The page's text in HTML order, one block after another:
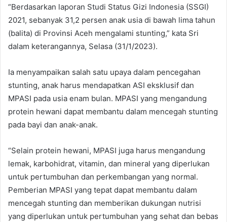
“Berdasarkan laporan Studi Status Gizi Indonesia (SSGI)
2021, sebanyak 31,2 persen anak usia di bawah lima tahun
(balita) di Provinsi Aceh mengalami stunting,” kata Sri
dalam keterangannya, Selasa (31/1/2023).
Ia menyampaikan salah satu upaya dalam pencegahan
stunting, anak harus mendapatkan ASI eksklusif dan
MPASI pada usia enam bulan. MPASI yang mengandung
protein hewani dapat membantu dalam mencegah stunting
pada bayi dan anak-anak.
“Selain protein hewani, MPASI juga harus mengandung
lemak, karbohidrat, vitamin, dan mineral yang diperlukan
untuk pertumbuhan dan perkembangan yang normal.
Pemberian MPASI yang tepat dapat membantu dalam
mencegah stunting dan memberikan dukungan nutrisi
yang diperlukan untuk pertumbuhan yang sehat dan bebas